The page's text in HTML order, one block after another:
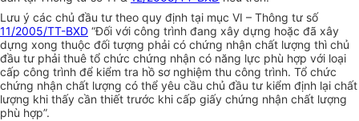
Lưu ý các chủ đầu tư theo quy định tại mục VI – Thông tư số
11/2005/TT-BXD “Đối với công trình đang xây dựng hoặc đã xây
dựng xong thuộc đối tượng phải có chứng nhận chất lượng thì chủ
đầu tư phải thuê tổ chức chứng nhận có năng lực phù hợp với loại
cấp công trình để kiểm tra hồ sơ nghiệm thu công trình. Tổ chức
chứng nhận chất lượng có thể yêu cầu chủ đầu tư kiểm định lại chất
lượng khi thấy cần thiết trước khi cấp giấy chứng nhận chất lượng
phù hợp”.